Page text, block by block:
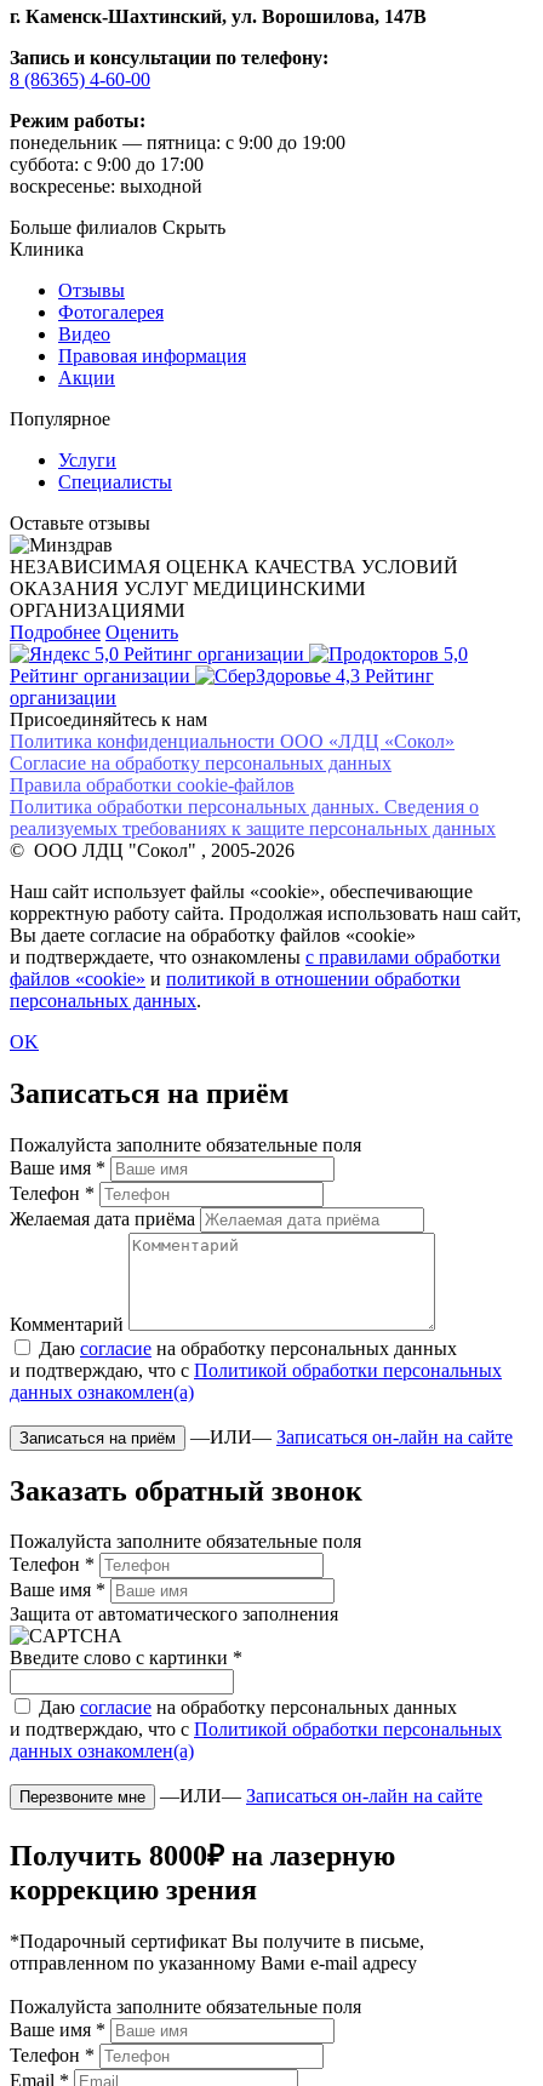
г. Каменск-Шахтинский, ул. Ворошилова, 147В
Запись и консультации по телефону:
8 (86365) 4-60-00
Режим работы:
понедельник — пятница: с 9:00 до 19:00
суббота: с 9:00 до 17:00
воскресенье: выходной
Больше филиалов Скрыть
Клиника
Отзывы
Фотогалерея
Видео
Правовая информация
Акции
Популярное
Услуги
Специалисты
Оставьте отзывы
НЕЗАВИСИМАЯ ОЦЕНКА КАЧЕСТВА УСЛОВИЙ
ОКАЗАНИЯ УСЛУГ МЕДИЦИНСКИМИ
ОРГАНИЗАЦИЯМИ
Подробнее Оценить
5,0 Рейтинг организации
5,0
Рейтинг организации
4,3 Рейтинг
организации
Присоединяйтесь к нам
Политика конфиденциальности ООО «ЛДЦ «Сокол»
Согласие на обработку персональных данных
Правила обработки cookie-файлов
Политика обработки персональных данных. Сведения о
реализуемых требованиях к защите персональных данных
© ООО ЛДЦ "Сокол" , 2005-2026
Наш сайт использует файлы «cookie», обеспечивающие
корректную работу сайта. Продолжая использовать наш сайт,
Вы даете согласие на обработку файлов «cookie»
и подтверждаете, что ознакомлены с правилами обработки
файлов «cookie» и политикой в отношении обработки
персональных данных.
OK
Записаться на приём
Пожалуйста заполните обязательные поля
Ваше имя *
Телефон *
Желаемая дата приёма
Комментарий
Даю согласие на обработку персональных данных
и подтверждаю, что с Политикой обработки персональных
данных ознакомлен(а)
—ИЛИ— Записаться он-лайн на сайте
Заказать обратный звонок
Пожалуйста заполните обязательные поля
Телефон *
Ваше имя *
Защита от автоматического заполнения
Введите слово с картинки *
Даю согласие на обработку персональных данных
и подтверждаю, что с Политикой обработки персональных
данных ознакомлен(а)
—ИЛИ— Записаться он-лайн на сайте
Получить 8000₽ на лазерную
коррекцию зрения
*Подарочный сертификат Вы получите в письме,
отправленном по указанному Вами e-mail адресу
Пожалуйста заполните обязательные поля
Ваше имя *
Телефон *
Email *